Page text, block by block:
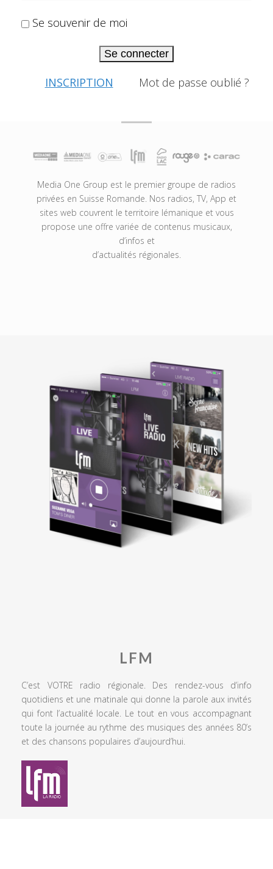
Se souvenir de moi
Se connecter
INSCRIPTION Mot de passe oublié ?
Media One Group est le premier groupe de radios
privées en Suisse Romande. Nos radios, TV, App et
sites web couvrent le territoire lémanique et vous
propose une offre variée de contenus musicaux,
d’infos et
d’actualités régionales.
LFM
C’est VOTRE radio régionale. Des rendez-vous d’info
quotidiens et une matinale qui donne la parole aux invités
qui font l’actualité locale. Le tout en vous accompagnant
toute la journée au rythme des musiques des années 80’s
et des chansons populaires d’aujourd’hui.